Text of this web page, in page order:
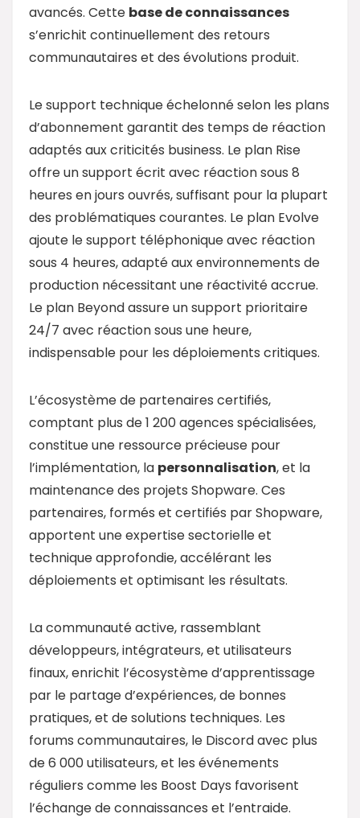
avancés. Cette base de connaissances
s’enrichit continuellement des retours
communautaires et des évolutions produit.
Le support technique échelonné selon les plans
d’abonnement garantit des temps de réaction
adaptés aux criticités business. Le plan Rise
offre un support écrit avec réaction sous 8
heures en jours ouvrés, suffisant pour la plupart
des problématiques courantes. Le plan Evolve
ajoute le support téléphonique avec réaction
sous 4 heures, adapté aux environnements de
production nécessitant une réactivité accrue.
Le plan Beyond assure un support prioritaire
24/7 avec réaction sous une heure,
indispensable pour les déploiements critiques.
L’écosystème de partenaires certifiés,
comptant plus de 1 200 agences spécialisées,
constitue une ressource précieuse pour
l’implémentation, la personnalisation, et la
maintenance des projets Shopware. Ces
partenaires, formés et certifiés par Shopware,
apportent une expertise sectorielle et
technique approfondie, accélérant les
déploiements et optimisant les résultats.
La communauté active, rassemblant
développeurs, intégrateurs, et utilisateurs
finaux, enrichit l’écosystème d’apprentissage
par le partage d’expériences, de bonnes
pratiques, et de solutions techniques. Les
forums communautaires, le Discord avec plus
de 6 000 utilisateurs, et les événements
réguliers comme les Boost Days favorisent
l’échange de connaissances et l’entraide.